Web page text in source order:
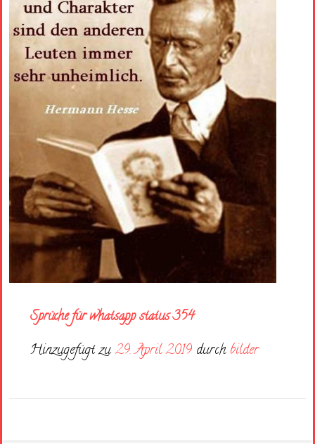
Sprüche für whatsapp status 354
Hinzugefügt zu29. April 2019 durch bilder